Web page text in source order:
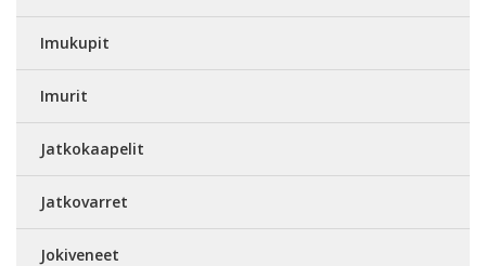
Imukupit
Imurit
Jatkokaapelit
Jatkovarret
Jokiveneet